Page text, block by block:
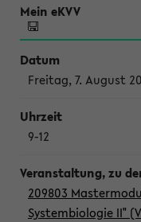
Freitag, 7. August
9-12
209803
Systembiologie II"